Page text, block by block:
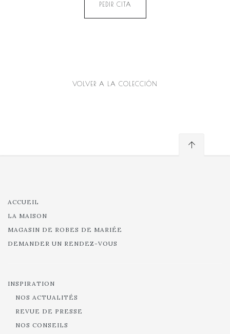
PEDIR CITA
VOLVER A LA COLECCIÓN
ACCUEIL
LA MAISON
MAGASIN DE ROBES DE MARIÉE
DEMANDER UN RENDEZ-VOUS
INSPIRATION
NOS ACTUALITÉS
REVUE DE PRESSE
NOS CONSEILS